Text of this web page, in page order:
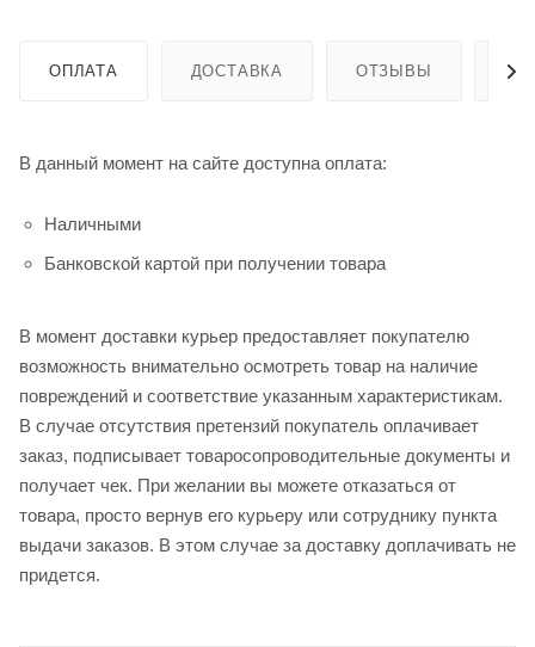
ОПЛАТА ДОСТАВКА ОТЗЫВЫ
В данный момент на сайте доступна оплата:
Наличными
Банковской картой при получении товара
В момент доставки курьер предоставляет покупателю
возможность внимательно осмотреть товар на наличие
повреждений и соответствие указанным характеристикам.
В случае отсутствия претензий покупатель оплачивает
заказ, подписывает товаросопроводительные документы и
получает чек. При желании вы можете отказаться от
товара, просто вернув его курьеру или сотруднику пункта
выдачи заказов. В этом случае за доставку доплачивать не
придется.